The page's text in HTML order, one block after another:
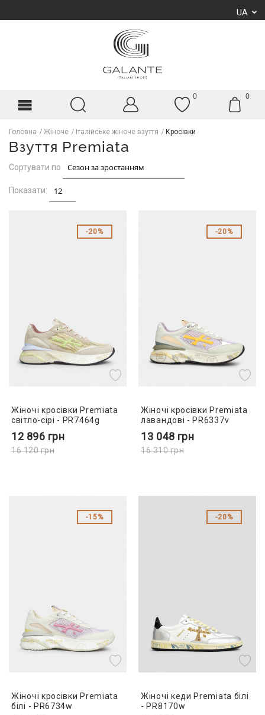
UA
0 0
Головна Жіноче Італійське жіноче взуття Кросівки
Взуття Premiata
Сортувати по
Показати:
20%
Жіночі кросівки Premiata
світло-сірі - PR7464g
12 896 грн
16 120грн
20%
Жіночі кросівки Premiata
лавандові - PR6337v
13 048 грн
16 310грн
15%
Жіночі кросівки Premiata
білі - PR6734w
20%
Жіночі кеди Premiata білі
- PR8170w